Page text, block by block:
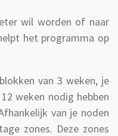
wil worden of naar
het programma op
van 3 weken, je
weken nodig hebben
van je noden
zones. Deze zones